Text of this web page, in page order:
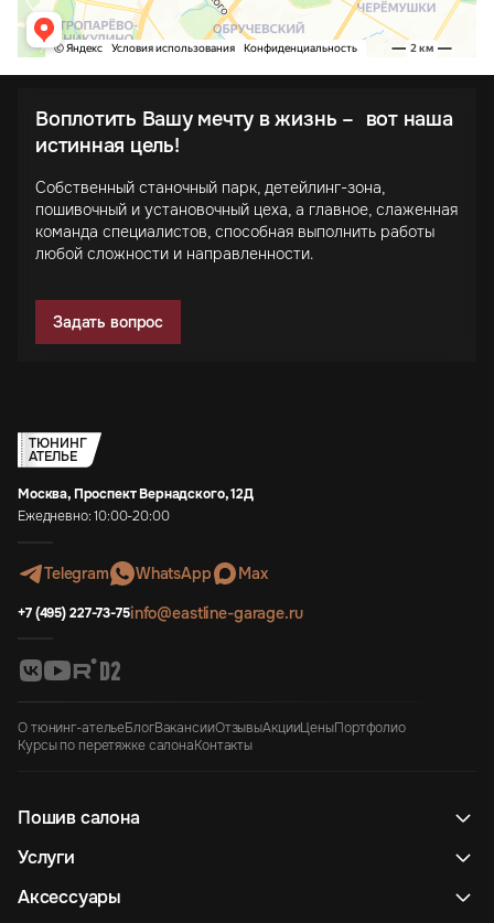
Воплотить Вашу мечту в жизнь – вот наша
истинная цель!
Собственный станочный парк, детейлинг-зона,
пошивочный и установочный цеха, а главное, слаженная
команда специалистов, способная выполнить работы
любой сложности и направленности.
Задать вопрос
ТЮНИНГ
АТЕЛЬЕ
Москва, Проспект Вернадского, 12Д
Ежедневно: 10:00-20:00
Telegram WhatsApp Max
+7 (495) 227-73-75info@eastline-garage.ru
О тюнинг-ательеБлогВакансииОтзывыАкцииЦеныПортфолио
Курсы по перетяжке салонаКонтакты
Пошив салона
Услуги
Аксессуары